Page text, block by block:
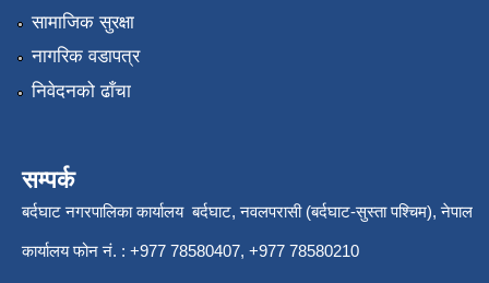
सामाजिक सुरक्षा
नागरिक वडापत्र
निवेदनको ढाँचा
सम्पर्क
बर्दघाट नगरपालिका कार्यालय बर्दघाट, नवलपरासी (बर्दघाट-सुस्ता पश्चिम), नेपाल
कार्यालय फोन नं. : +977 78580407, +977 78580210